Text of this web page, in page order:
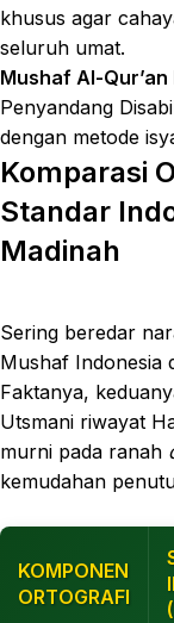
khusus agar
seluruh umat.
Mushaf Al-Qur’an
Penyandang
dengan metode
Komparasi
Standar
Madinah
Sering beredar
Mushaf Indonesia
Faktanya,
Utsmani riwayat
murni pada ranah
kemudahan
KOMPONEN
ORTOGRAFI